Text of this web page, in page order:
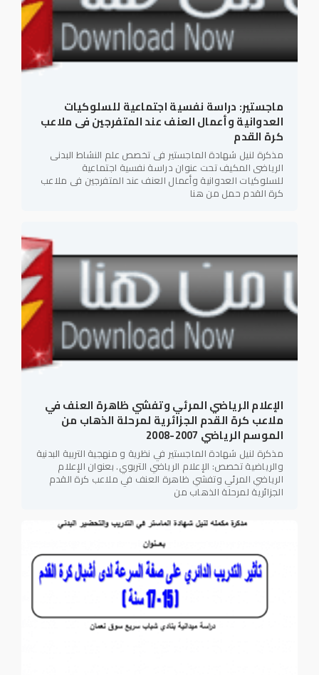
ماجستير: دراسة نفسية اجتماعية للسلوكيات
العدوانية وأعمال العنف عند المتفرجين فى ملاعب
كرة القدم
مذكرة لنيل شهادة الماجستير فى تخصص علم النشاط البدنى
الرياضى المكيف تحت عنوان دراسة نفسية اجتماعية
للسلوكيات العدوانية وأعمال العنف عند المتفرجين فى ملاعب
كرة القدم حمل من هنا
الإعلام الرياضي المرئي وتفشي ظاهرة العنف في
ملاعب كرة القدم الجزائرية لمرحلة الذهاب من
الموسم الرياضي 2007-2008
مذكرة لنيل شهادة الماجستير في نظرية و منهجية التربية البدنية
والرياضية تخصص: الإعلام الرياضي التربوي. بعنوان الإعلام
الرياضي المرئي وتفشي ظاهرة العنف في ملاعب كرة القدم
الجزائرية لمرحلة الذهاب من